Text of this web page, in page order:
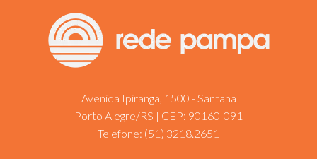
Avenida Ipiranga, 1500 - Santana
Porto Alegre/RS | CEP: 90160-091
Telefone: (51) 3218.2651